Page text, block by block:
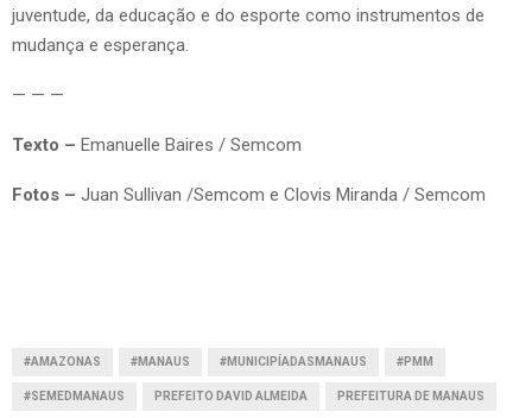
juventude, da educação e do esporte como instrumentos de
mudança e esperança.
— — —
Texto – Emanuelle Baires / Semcom
Fotos – Juan Sullivan /Semcom e Clovis Miranda / Semcom
#AMAZONAS #MANAUS #MUNICIPÍADASMANAUS #PMM
#SEMEDMANAUS PREFEITO DAVID ALMEIDA PREFEITURA DE MANAUS